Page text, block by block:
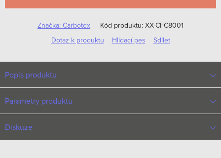
Značka: Carbotex Kód produktu: XX-CFC8001
Dotaz k produktu
Hlídací pes Sdílet
Popis produktu
Parametry produktu
Diskuze